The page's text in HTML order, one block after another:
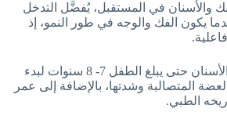
والأسنان في المستقبل، يُفضَّل التدخل
يكون الفك والوجه في طور النمو، إذ
ينتظر عادةً طبيب تقويم الأسنان حتى يبلغ الطفل 7- 8 سنوات لبدء
المتصالبة وشدتها، بالإضافة إلى عمر
الطبي.